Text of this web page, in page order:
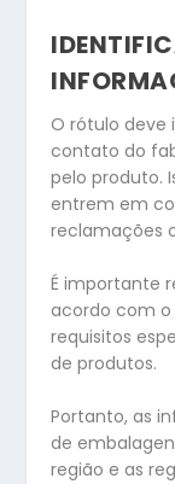
O rótulo deve
contato do
pelo produto.
entrem em
reclamações
É importante
acordo com o
requisitos
de produtos.
Portanto, as
de
região e as